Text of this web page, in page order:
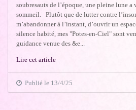
soubresauts de l’époque, une pleine lune
sommeil. Plutôt que de lutter contre
m’abandonner à l’instant, d’ouvrir un
silence habité, mes "Potes-en-Ciel" sont
guidance venue des &e...
Lire cet article
Publié le 13/4/25